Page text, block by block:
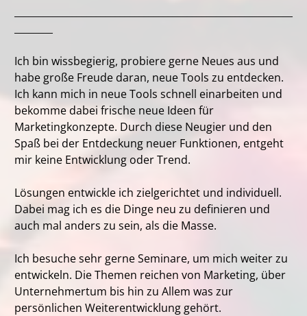
Ich bin wissbegierig, probiere gerne Neues aus und
habe große Freude daran, neue Tools zu entdecken.
Ich kann mich in neue Tools schnell einarbeiten und
bekomme dabei frische neue Ideen für
Marketingkonzepte. Durch diese Neugier und den
Spaß bei der Entdeckung neuer Funktionen, entgeht
mir keine Entwicklung oder Trend.
Lösungen entwickle ich zielgerichtet und individuell.
Dabei mag ich es die Dinge neu zu definieren und
auch mal anders zu sein, als die Masse.
Ich besuche sehr gerne Seminare, um mich weiter zu
entwickeln. Die Themen reichen von Marketing, über
Unternehmertum bis hin zu Allem was zur
persönlichen Weiterentwicklung gehört.